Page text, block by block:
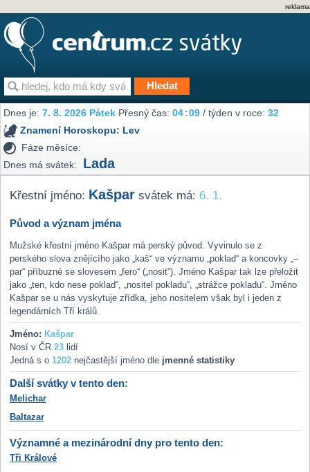
reklama
Dnes je:7. 8. 2026 Pátek Přesný čas:04:09 / týden v roce:32
Znamení Horoskopu: Lev
Fáze měsíce:
Dnes má svátek:
Lada
Křestní jméno: Kašparsvátek má: 6. 1.
Původ a význam jména
Mužské křestní jméno Kašpar má perský původ. Vyvinulo se z
perského slova znějícího jako „kaš“ ve významu „poklad“ a koncovky „–
par“ příbuzné se slovesem „fero“ („nosit“). Jméno Kašpar tak lze přeložit
jako „ten, kdo nese poklad“, „nositel pokladu“, „strážce pokladu“. Jméno
Kašpar se u nás vyskytuje zřídka, jeho nositelem však byl i jeden z
legendárních Tří králů.
Jméno: Kašpar
Nosí v ČR 23lidí
Jedná s o 1202nejčastější jméno dle jmenné statistiky
Další svátky v tento den:
Melichar
Baltazar
Významné a mezinárodní dny pro tento den:
Tři Králové